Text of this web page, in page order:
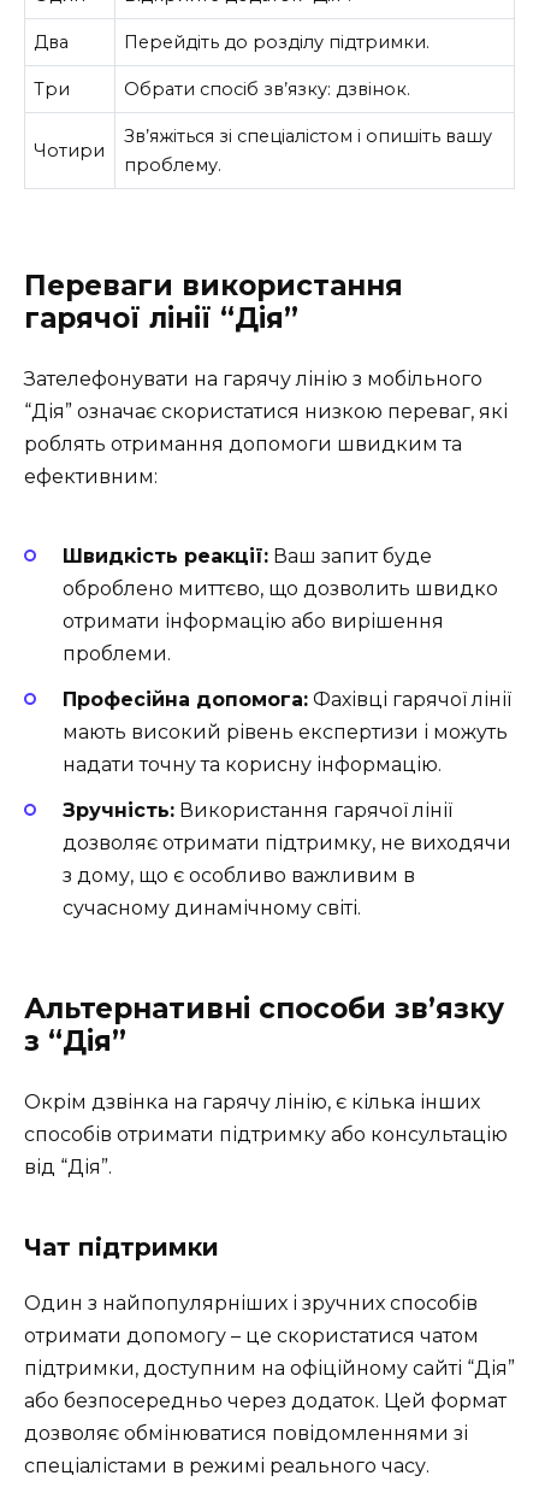
Два Перейдіть до розділу підтримки.
Три Обрати спосіб зв’язку: дзвінок.
Чотири
Зв’яжіться зі спеціалістом і опишіть вашу
проблему.
Переваги використання
гарячої лінії “Дія”
Зателефонувати на гарячу лінію з мобільного
“Дія” означає скористатися низкою переваг, які
роблять отримання допомоги швидким та
ефективним:
Швидкість реакції: Ваш запит буде
оброблено миттєво, що дозволить швидко
отримати інформацію або вирішення
проблеми.
Професійна допомога: Фахівці гарячої лінії
мають високий рівень експертизи і можуть
надати точну та корисну інформацію.
Зручність: Використання гарячої лінії
дозволяє отримати підтримку, не виходячи
з дому, що є особливо важливим в
сучасному динамічному світі.
Альтернативні способи зв’язку
з “Дія”
Окрім дзвінка на гарячу лінію, є кілька інших
способів отримати підтримку або консультацію
від “Дія”.
Чат підтримки
Один з найпопулярніших і зручних способів
отримати допомогу – це скористатися чатом
підтримки, доступним на офіційному сайті “Дія”
або безпосередньо через додаток. Цей формат
дозволяє обмінюватися повідомленнями зі
спеціалістами в режимі реального часу.